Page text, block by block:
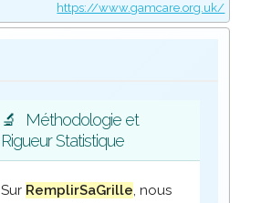
https://www.gamcare.org.uk/
🔬
Méthodologie et
Rigueur Statistique
Sur RemplirSaGrille, nous